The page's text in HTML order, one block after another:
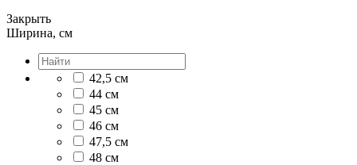
Закрыть
Ширина, см
42,5 см
44 см
45 см
46 см
47,5 см
48 см